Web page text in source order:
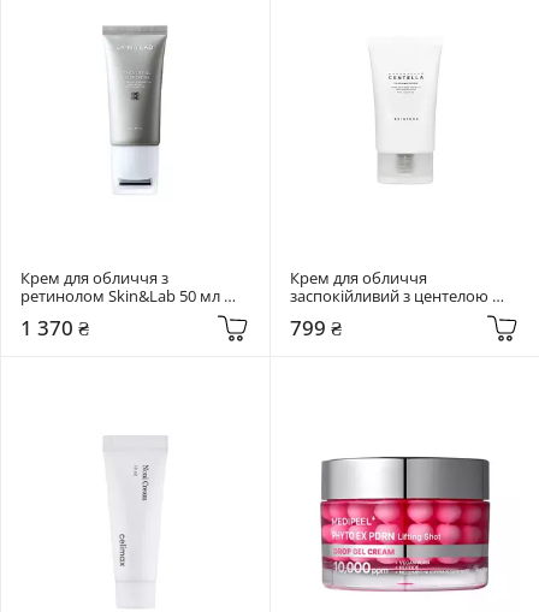
Крем для обличчя з
ретинолом Skin&Lab 50 мл
1 370 ₴
Крем для обличчя
заспокійливий з центелою
SKIN1004 75 мл Madagascar
Centella Soothing Cream
799 ₴